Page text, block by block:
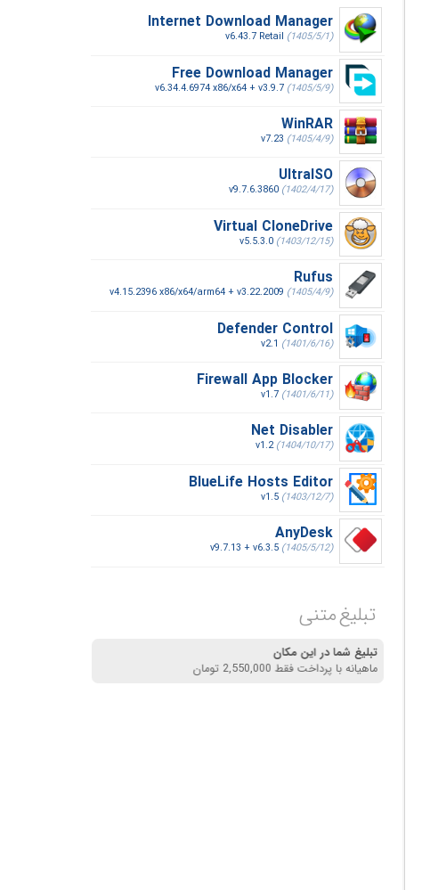
Internet Download Manager
v6.43.7 Retail (1405/5/1)
Free Download Manager
v6.34.4.6974 x86/x64 + v3.9.7 (1405/5/9)
WinRAR
v7.23 (1405/4/9)
UltraISO
v9.7.6.3860 (1402/4/17)
Virtual CloneDrive
v5.5.3.0 (1403/12/15)
Rufus
v4.15.2396 x86/x64/arm64 + v3.22.2009 (1405/4/9)
Defender Control
v2.1 (1401/6/16)
Firewall App Blocker
v1.7 (1401/6/11)
Net Disabler
v1.2(1404/10/17)
BlueLife Hosts Editor
v1.5 (1403/12/7)
AnyDesk
v9.7.13 + v6.3.5 (1405/5/12)
تبلیغ متنی
تبلیغ شما در این مکان
ماهیانه با پرداخت فقط 2,550,000 تومان